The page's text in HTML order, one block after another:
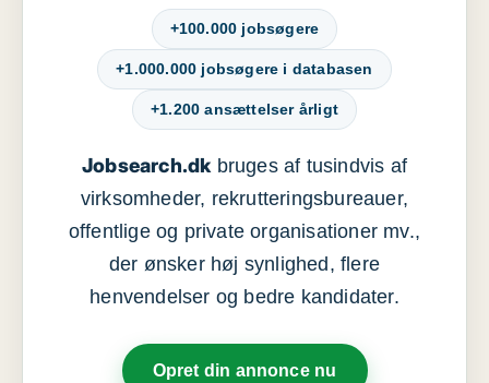
+100.000 jobsøgere
+1.000.000 jobsøgere i databasen
+1.200 ansættelser årligt
Jobsearch.dkbruges af tusindvis af
virksomheder, rekrutteringsbureauer,
offentlige og private organisationer mv.,
der ønsker høj synlighed, flere
henvendelser og bedre kandidater.
Opret din annonce nu